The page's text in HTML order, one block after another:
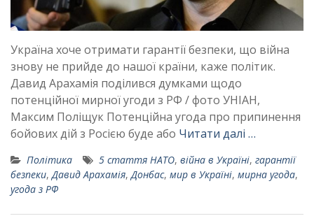
Україна хоче отримати гарантії безпеки, що війна
знову не прийде до нашої країни, каже політик.
Давид Арахамія поділився думками щодо
потенційної мирної угоди з РФ / фото УНІАН,
Максим Поліщук Потенційна угода про припинення
бойових дій з Росією буде або Читати далі …
Політика 5 стаття НАТО, війна в Україні, гарантії
безпеки,Давид Арахамія,Донбас, мир в Україні, мирна угода,
угода з РФ